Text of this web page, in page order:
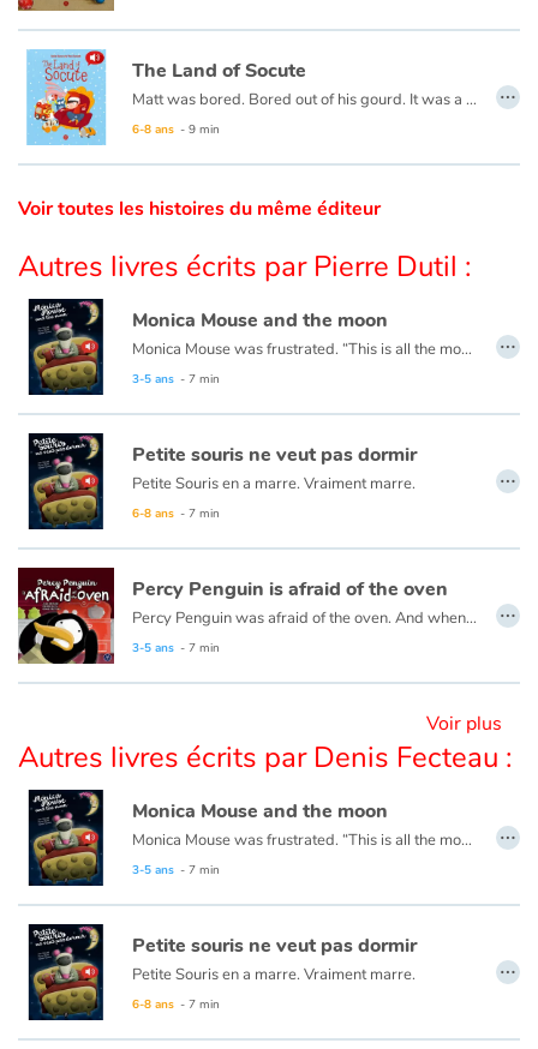
Catalogue anglais
Contraste +
Aide
Accueil
Famille
Écoles
Médiathèques
Vidéos & Tutoriaux
Blog
Actualités
Contes d'ici et d'ailleurs
Autour de la lecture
Apprendre à lire
Livre audio
The Land of Socute
Matt was bored. Bored out of his gourd. It was a horrible day. A horrible, wet day. A horrible, wet, cold day. He felt like a prisoner, locked up for a crime he did not commit. Desperate for something to do, he rooted through his closet...
This book is also available in French:
6-8 ans - 9 min
…
Voir toutes les histoires du même éditeur
Autres livres écrits par Pierre Dutil :
Monica Mouse and the moon
Monica Mouse was frustrated. “This is all the moon’s fault!” she thought...
This book is also available in French:
3-5 ans - 7 min
…
Petite souris ne veut pas dormir
Petite Souris en a marre. Vraiment marre.
Ce livre est aussi disponible en anglais :Monica Mouse and the moon
6-8 ans - 7 min
…
Percy Penguin is afraid of the oven
Percy Penguin was afraid of the oven. And when his friends come, they were also afraid of the oven... But why?
This book is also available in French:
3-5 ans - 7 min
…
Voir plus
Autres livres écrits par Denis Fecteau :
Monica Mouse and the moon
Monica Mouse was frustrated. “This is all the moon’s fault!” she thought...
This book is also available in French:
3-5 ans - 7 min
…
Petite souris ne veut pas dormir
Petite Souris en a marre. Vraiment marre.
Ce livre est aussi disponible en anglais :Monica Mouse and the moon
6-8 ans - 7 min
…